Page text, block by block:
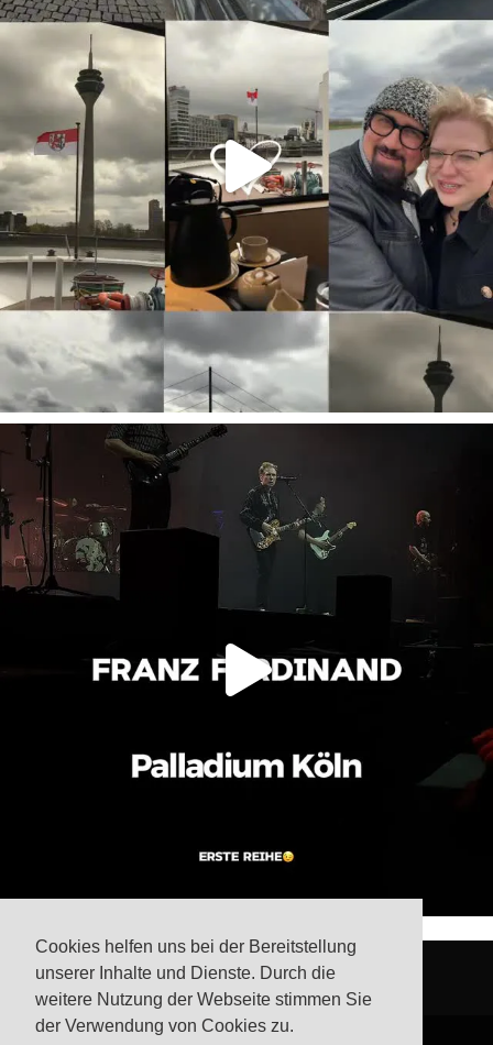
Cookies helfen uns bei der Bereitstellung
unserer Inhalte und Dienste. Durch die
weitere Nutzung der Webseite stimmen Sie
der Verwendung von Cookies zu.